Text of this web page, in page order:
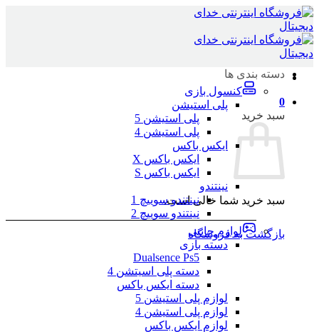
Skip
to
content
0
سبد خرید
سبد خرید شما خالی است.
بازگشت به فروشگاه
دسته بندی ها
کنسول بازی
پلی استیشن
پلی استیشن 5
پلی استیشن 4
ایکس باکس
ایکس باکس X
ایکس باکس S
نینتندو
نینتندو سوییچ 1
نینتندو سوییچ 2
لوازم جانبی
دسته بازی
Dualsence Ps5
دسته پلی اسیتشن 4
دسته ایکس باکس
لوازم پلی استیشن 5
لوازم پلی استیشن 4
لوازم ایکس باکس